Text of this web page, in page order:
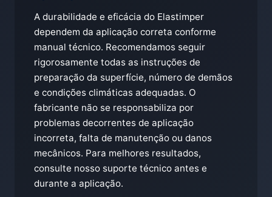
A durabilidade e eficácia do Elastimper
dependem da aplicação correta conforme
manual técnico. Recomendamos seguir
rigorosamente todas as instruções de
preparação da superfície, número de demãos
e condições climáticas adequadas. O
fabricante não se responsabiliza por
problemas decorrentes de aplicação
incorreta, falta de manutenção ou danos
mecânicos. Para melhores resultados,
consulte nosso suporte técnico antes e
durante a aplicação.